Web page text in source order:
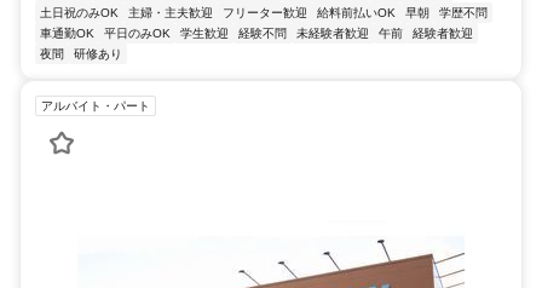
土日祝のみOK
主婦・主夫歓迎 フリーター歓迎 給料前払いOK 早朝
学歴不問
車通勤OK
平日のみOK 学生歓迎 経験不問 未経験者歓迎 午前
経験者歓迎
夜間
研修あり
アルバイト・パート